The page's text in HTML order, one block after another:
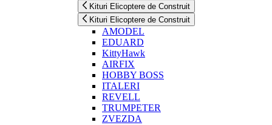
Kituri Elicoptere de Construit
Kituri Elicoptere de Construit
AMODEL
EDUARD
KittyHawk
AIRFIX
HOBBY BOSS
ITALERI
REVELL
TRUMPETER
ZVEZDA